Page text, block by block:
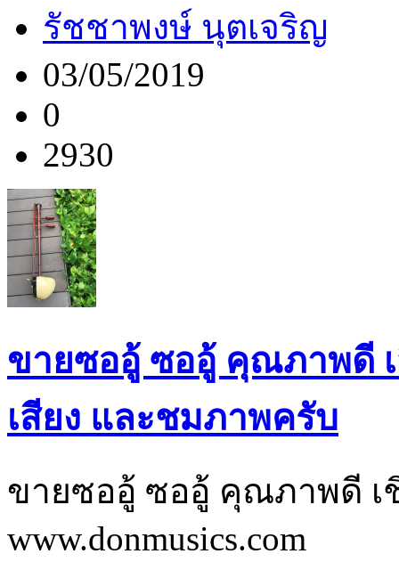
รัชชาพงษ์ นุตเจริญ
03/05/2019
0
2930
ขายซออู้ ซออู้ คุณภาพดี
เสียง และชมภาพครับ
ขายซออู้ ซออู้ คุณภาพดี เ
www.donmusics.com